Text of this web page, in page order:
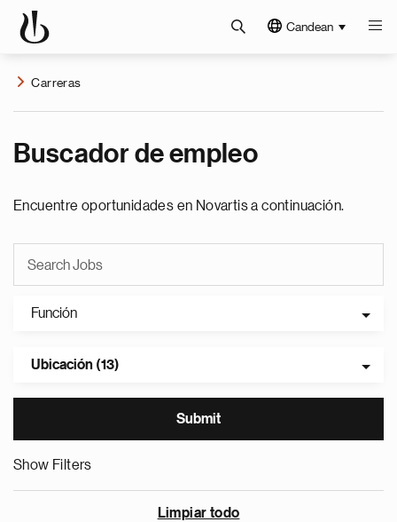
Candean
Carreras
Buscador de empleo
Encuentre oportunidades en Novartis a continuación.
Función
Ubicación (13)
Show Filters
Limpiar todo